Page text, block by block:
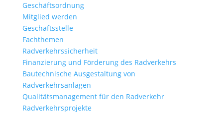
Geschäftsordnung
Mitglied werden
Geschäftsstelle
Fachthemen
Radverkehrssicherheit
Finanzierung und Förderung des Radverkehrs
Bautechnische Ausgestaltung von
Radverkehrsanlagen
Qualitätsmanagement für den Radverkehr
Radverkehrsprojekte